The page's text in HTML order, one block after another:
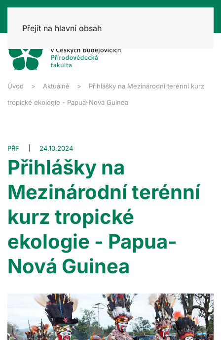
Přejít na hlavní obsah
Úvod Aktuálně Přihlášky na Mezinárodní terénní kurz
tropické ekologie - Papua-Nová Guinea
PŘF 24.10.2024
Přihlášky na
Mezinárodní terénní
kurz tropické
ekologie - Papua-
Nová Guinea